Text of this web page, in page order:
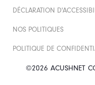
©2026 ACUSHNET
DÉCLARATION
NOS POLITIQUES
POLITIQUE DE